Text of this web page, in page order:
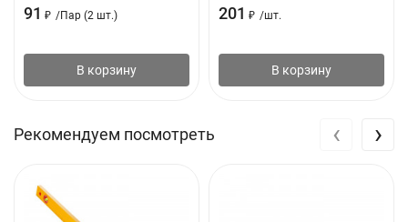
91 ₽ /Пар (2 шт.)
В корзину
201 ₽ /шт.
В корзину
Рекомендуем посмотреть ‹ ›